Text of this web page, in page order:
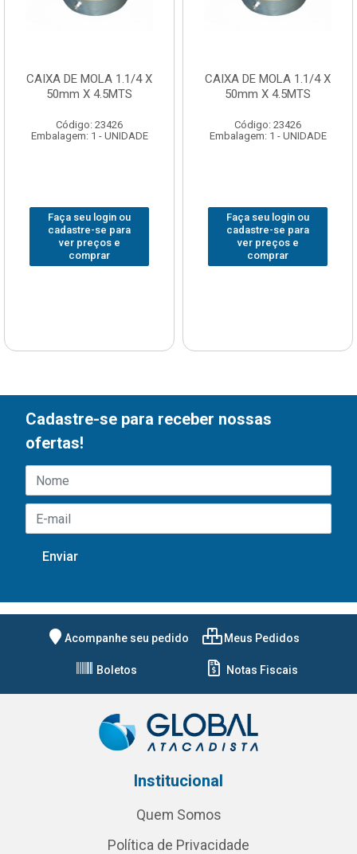
CAIXA DE MOLA 1.1/4 X
50mm X 4.5MTS
Código: 23426
Embalagem: 1 - UNIDADE
Faça seu login ou
cadastre-se para
ver preços e
comprar
CAIXA DE MOLA 1.1/4 X
50mm X 4.5MTS
Código: 23426
Embalagem: 1 - UNIDADE
Faça seu login ou
cadastre-se para
ver preços e
comprar
Cadastre-se para receber nossas
ofertas!
Acompanhe seu pedido Meus Pedidos
Boletos Notas Fiscais
Institucional
Quem Somos
Política de Privacidade